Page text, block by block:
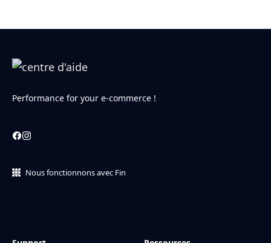
Performance for your e-commerce !
Nous fonctionnons avec Fin